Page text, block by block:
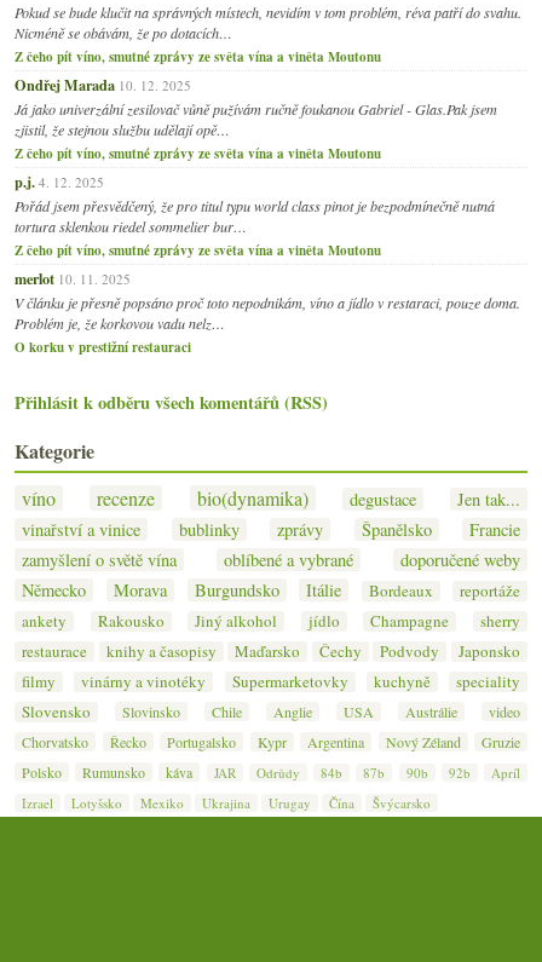
Pokud se bude klučit na správných místech, nevidím v tom problém, réva patří do svahu.
Nicméně se obávám, že po dotacích…
Z čeho pít víno, smutné zprávy ze světa vína a viněta Moutonu
Ondřej Marada 10. 12. 2025
Já jako univerzální zesilovač vůně pužívám ručně foukanou Gabriel - Glas.Pak jsem
zjistil, že stejnou službu udělají opě…
Z čeho pít víno, smutné zprávy ze světa vína a viněta Moutonu
p.j. 4. 12. 2025
Pořád jsem přesvědčený, že pro titul typu world class pinot je bezpodmínečně nutná
tortura sklenkou riedel sommelier bur…
Z čeho pít víno, smutné zprávy ze světa vína a viněta Moutonu
merlot 10. 11. 2025
V článku je přesně popsáno proč toto nepodnikám, víno a jídlo v restaraci, pouze doma.
Problém je, že korkovou vadu nelz…
O korku v prestižní restauraci
Přihlásit k odběru všech komentářů (RSS)
Kategorie
víno recenze bio(dynamika) degustace
Jen tak...
vinařství a vinice
bublinky zprávy Španělsko
Francie
zamyšlení o světě vína
oblíbené a vybrané
doporučené weby
Německo
Morava Burgundsko Itálie Bordeaux
reportáže
ankety
Rakousko Jiný alkohol jídlo Champagne
sherry
restaurace
knihy a časopisy Maďarsko Čechy Podvody
Japonsko
filmy
vinárny a vinotéky Supermarketovky kuchyně
speciality
Slovensko
Slovinsko Chile Anglie USA Austrálie
video
Chorvatsko
Řecko Portugalsko Kypr Argentina Nový Zéland
Gruzie
Polsko
Rumunsko káva JAR Odrůdy 84b 87b 90b 92b
Apríl
Izrael
Lotyšsko Mexiko Ukrajina Urugay Čína Švýcarsko